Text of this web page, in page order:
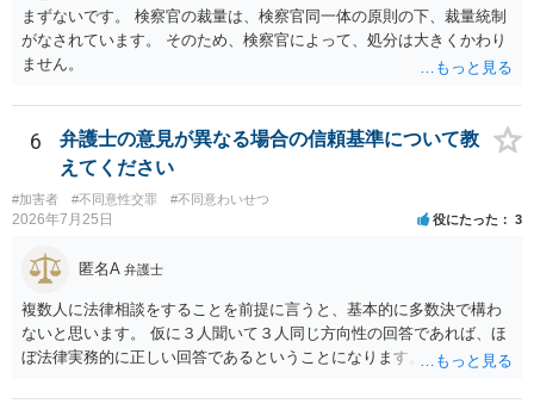
まずないです。 検察官の裁量は、検察官同一体の原則の下、裁量統制
がなされています。 そのため、検察官によって、処分は大きくかわり
ません。
6
弁護士の意見が異なる場合の信頼基準について教
えてください
#加害者 #不同意性交罪 #不同意わいせつ
2026年7月25日 役にたった 3
匿名A 弁護士
複数人に法律相談をすることを前提に言うと、基本的に多数決で構わ
ないと思います。 仮に３人聞いて３人同じ方向性の回答であれば、ほ
ぼ法律実務的に正しい回答であるということになります。 ３人聞いて
２になった場合は、どちらも法律実務的にありえるということであ